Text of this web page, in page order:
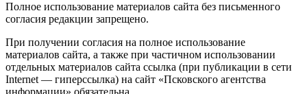
Полное использование материалов сайта без письменного
согласия редакции запрещено.
При получении согласия на полное использование
материалов сайта, а также при частичном использовании
отдельных материалов сайта ссылка (при публикации в сети
Internet — гиперссылка) на сайт «Псковского агентства